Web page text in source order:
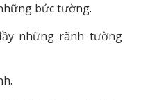
bức tường.
những rãnh tường